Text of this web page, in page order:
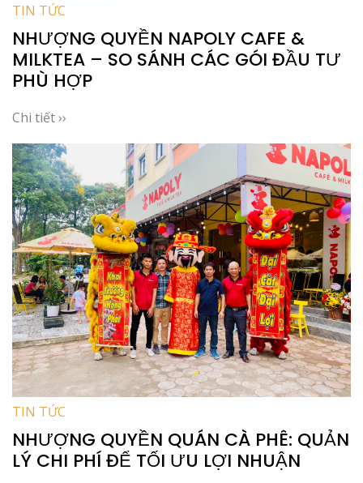
TIN TỨC
NHƯỢNG QUYỀN NAPOLY CAFE &
MILKTEA – SO SÁNH CÁC GÓI ĐẦU TƯ
PHÙ HỢP
Chi tiết ››
TIN TỨC
NHƯỢNG QUYỀN QUÁN CÀ PHÊ: QUẢN
LÝ CHI PHÍ ĐỂ TỐI ƯU LỢI NHUẬN